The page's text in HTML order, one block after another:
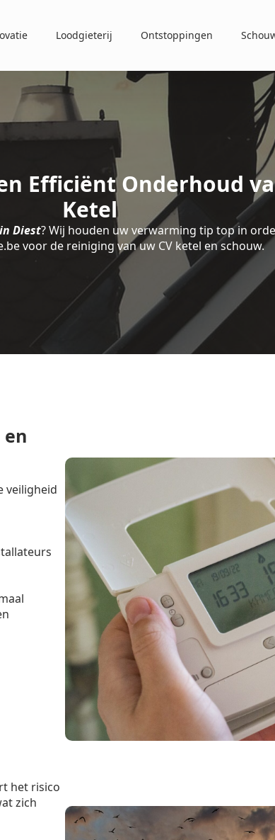
Loodgieterij Ontstoppingen
Efficiënt Onderhoud
Ketel
Diest? Wij houden uw verwarming tip top in
voor de reiniging van uw CV ketel en schouw.
veiligheid
het risico
zich